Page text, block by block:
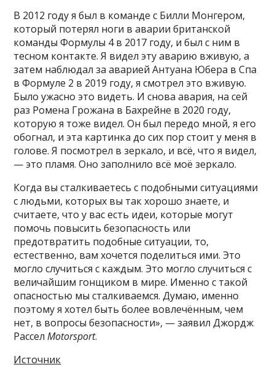
В 2012 году я был в команде с Билли Монгером,
который потерял ноги в аварии британской
команды Формулы 4 в 2017 году, и был с ним в
тесном контакте. Я видел эту аварию вживую, а
затем наблюдал за аварией Антуана Юбера в Спа
в Формуле 2 в 2019 году, я смотрел это вживую.
Было ужасно это видеть. И снова авария, на сей
раз Ромена Грожана в Бахрейне в 2020 году,
которую я тоже видел. Он был передо мной, я его
обогнал, и эта картинка до сих пор стоит у меня в
голове. Я посмотрел в зеркало, и всё, что я видел,
— это пламя. Оно заполнило всё моё зеркало.
Когда вы сталкиваетесь с подобными ситуациями
с людьми, которых вы так хорошо знаете, и
считаете, что у вас есть идеи, которые могут
помочь повысить безопасность или
предотвратить подобные ситуации, то,
естественно, вам хочется поделиться ими. Это
могло случиться с каждым. Это могло случиться с
величайшим гонщиком в мире. Именно с такой
опасностью мы сталкиваемся. Думаю, именно
поэтому я хотел быть более вовлечённым, чем
нет, в вопросы безопасности», — заявил Джордж
РасселMotorsport.
Источник